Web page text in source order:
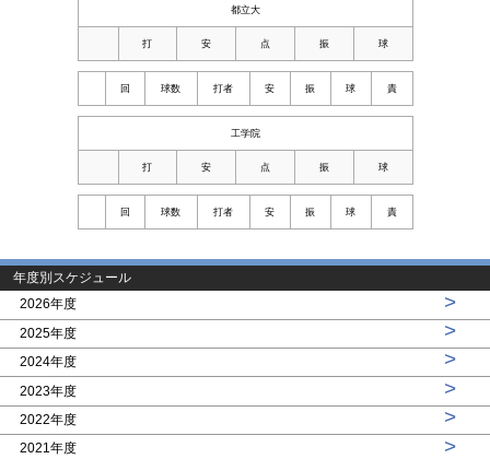
都立大
打 安 点 振 球
回 球数 打者 安 振 球 責
工学院
打 安 点 振 球
回 球数 打者 安 振 球 責
年度別スケジュール
2026年度
>
2025年度 >
2024年度 >
2023年度 >
2022年度 >
2021年度 >